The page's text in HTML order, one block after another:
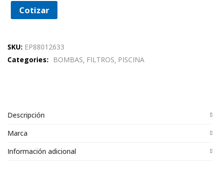
Cotizar
SKU: EP88012633
Categories:
BOMBAS FILTROS PISCINA
Descripción
Marca
Información adicional